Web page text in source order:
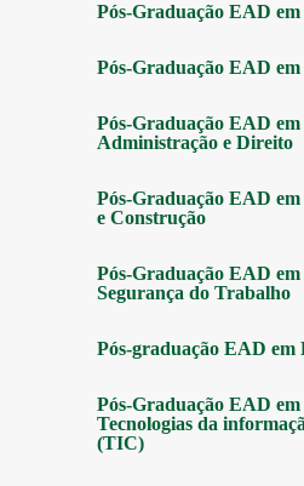
Pós-Graduação EAD em
Pós-Graduação EAD
Pós-Graduação EAD em
Administração e Direito
Pós-Graduação EAD
e Construção
Pós-Graduação EAD
Segurança do Trabalho
Pós-graduação EAD em
Pós-Graduação EAD
Tecnologias da
(TIC)